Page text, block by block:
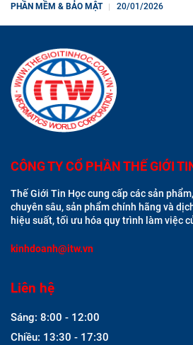
PHẦN MỀM & BẢO MẬT 20/01/2026
CÔNG TY CỔ PHẦN THẾ GIỚI
Thế Giới Tin Học cung cấp các sản
chuyên sâu, sản phẩm chính hãng và
hiệu suất, tối ưu hóa quy trình làm việc
kinhdoanh@itw.vn
Liên hệ
Sáng: 8:00 - 12:00
Chiều: 13:30 - 17:30